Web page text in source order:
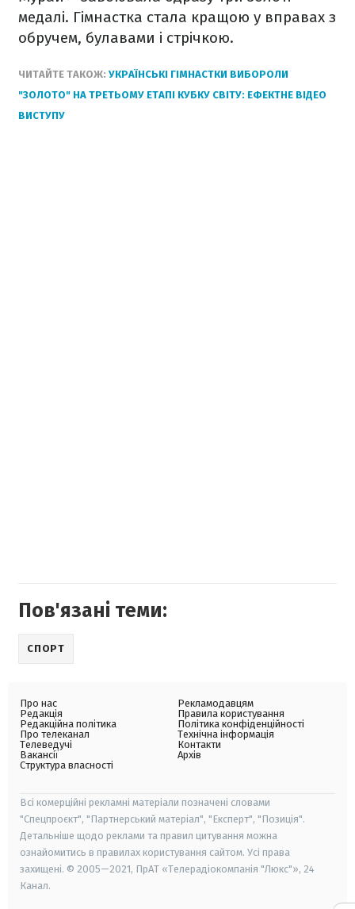
медалі. Гімнастка стала кращою у вправах з
обручем, булавами і стрічкою.
ЧИТАЙТЕ ТАКОЖ: УКРАЇНСЬКІ ГІМНАСТКИ ВИБОРОЛИ
"ЗОЛОТО" НА ТРЕТЬОМУ ЕТАПІ КУБКУ СВІТУ: ЕФЕКТНЕ ВІДЕО
ВИСТУПУ
Пов'язані теми:
СПОРТ
Про нас
Редакція
Редакційна політика
Про телеканал
Телеведучі
Вакансії
Структура власності
Рекламодавцям
Правила користування
Політика конфіденційності
Технічна інформація
Контакти
Архів
Всі комерційні рекламні матеріали позначені словами
"Спецпроєкт", "Партнерський матеріал", "Експерт", "Позиція".
Детальніше щодо реклами та правил цитування можна
ознайомитись в правилах користування сайтом. Усі права
захищені. © 2005—2021, ПрАТ «Телерадіокомпанія "Люкс"», 24
Канал.